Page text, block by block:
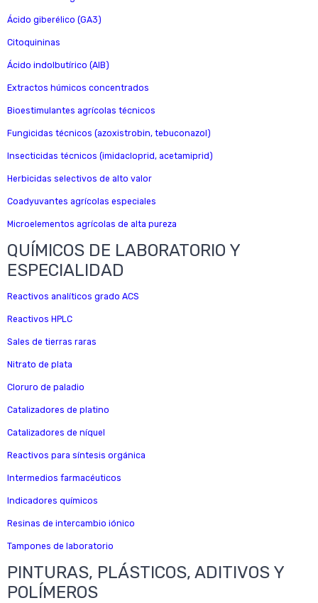
Ácido giberélico (GA3)
Citoquininas
Ácido indolbutírico (AIB)
Extractos húmicos concentrados
Bioestimulantes agrícolas técnicos
Fungicidas técnicos (azoxistrobin, tebuconazol)
Insecticidas técnicos (imidacloprid, acetamiprid)
Herbicidas selectivos de alto valor
Coadyuvantes agrícolas especiales
Microelementos agrícolas de alta pureza
QUÍMICOS DE LABORATORIO Y
ESPECIALIDAD
Reactivos analíticos grado ACS
Reactivos HPLC
Sales de tierras raras
Nitrato de plata
Cloruro de paladio
Catalizadores de platino
Catalizadores de níquel
Reactivos para síntesis orgánica
Intermedios farmacéuticos
Indicadores químicos
Resinas de intercambio iónico
Tampones de laboratorio
PINTURAS, PLÁSTICOS, ADITIVOS Y
POLÍMEROS